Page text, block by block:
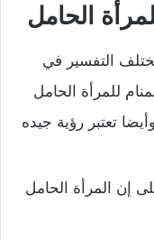
الحامل
التفسير في
للمرأة الحامل
تعتبر رؤية جيده
إن المرأة الحامل